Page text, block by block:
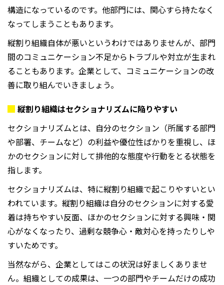
構造になっているのです。他部門には、関心すら持たなく
なってしまうこともあります。
縦割り組織自体が悪いというわけではありませんが、部門
間のコミュニケーション不足からトラブルや対立が生まれ
ることもあります。企業として、コミュニケーションの改
善に取り組んでいきましょう。
縦割り組織はセクショナリズムに陥りやすい
セクショナリズムとは、自分のセクション（所属する部門
や部署、チームなど）の利益や優位性ばかりを重視し、ほ
かのセクションに対して排他的な態度や行動をとる状態を
指します。
セクショナリズムは、特に縦割り組織で起こりやすいとい
われています。縦割り組織は自分のセクションに対する愛
着は持ちやすい反面、ほかのセクションに対する興味・関
心がなくなったり、過剰な競争心・敵対心を持ったりしや
すいためです。
当然ながら、企業としてはこの状況は好ましくありませ
ん。組織としての成果は、一つの部門やチームだけの成功